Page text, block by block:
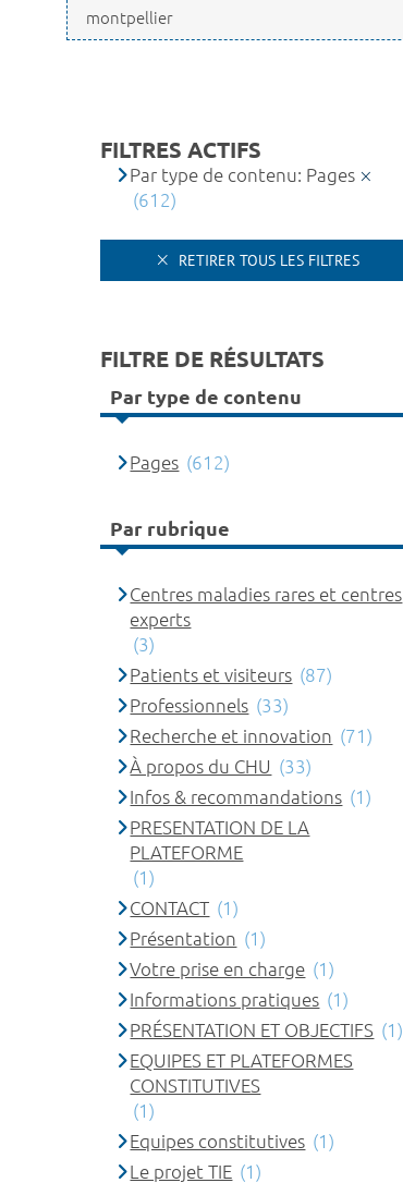
FILTRES ACTIFS
Par type de contenu: Pages
(612)
RETIRER TOUS LES FILTRES
FILTRE DE RÉSULTATS
Par type de contenu
Pages (612)
Par rubrique
Centres maladies rares et centres
experts
(3)
Patients et visiteurs (87)
Professionnels (33)
Recherche et innovation (71)
À propos du CHU (33)
Infos & recommandations (1)
PRESENTATION DE LA
PLATEFORME
(1)
CONTACT (1)
Présentation (1)
Votre prise en charge (1)
Informations pratiques (1)
PRÉSENTATION ET OBJECTIFS (1)
EQUIPES ET PLATEFORMES
CONSTITUTIVES
(1)
Equipes constitutives (1)
Le projet TIE (1)